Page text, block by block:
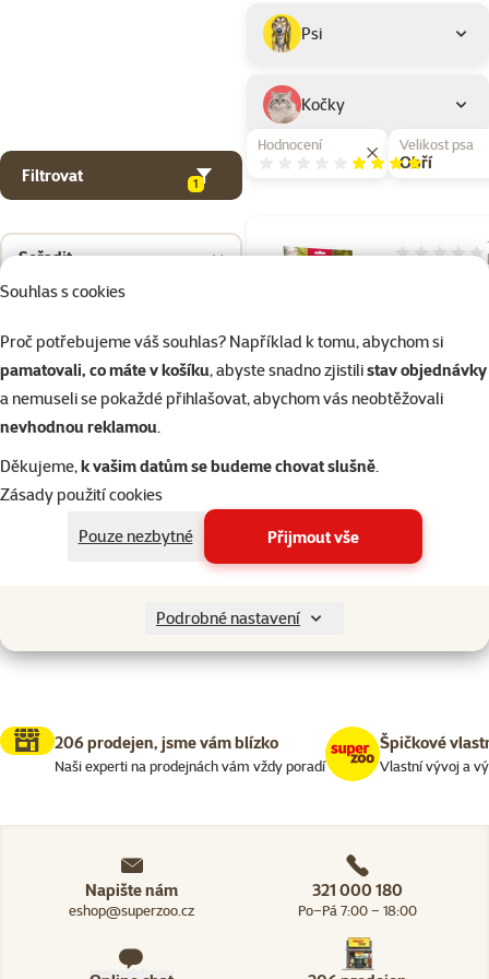
Souhlas s cookies
Proč potřebujeme váš souhlas? Například k tomu, abychom si
pamatovali, co máte v košíku, abyste snadno zjistilistav objednávky
a nemuseli se pokaždé přihlašovat, abychom vás neobtěžovali
nevhodnou reklamou.
Děkujeme,k vašim datům se budeme chovat slušně.
Zásady použití cookies
Pouze nezbytné
Přijmout vše
Podrobné nastavení
Podkategorie
Psi
Kočky
Filtrovat 1
Hodnocení
Hodnocení 80%
Velikost psa
Obří
Seřadit
obalené
masem 230g
Hodnocení
Cena
149 Kč
3+1 zdarma
Skladem
206 prodejen, jsme vám blízko
Naši experti na prodejnách vám vždy poradí
Špičkové
Vlastní vývoj a
Napište nám
eshop@superzoo.cz
321 000 180
Po–Pá 7:00 – 18:00